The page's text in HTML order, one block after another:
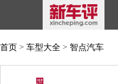
首页 > 车型大全 > 智点汽车